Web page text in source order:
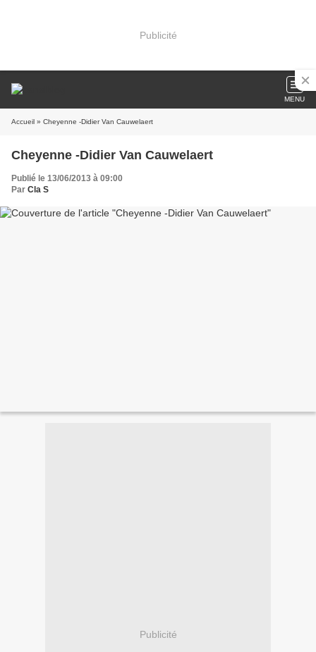
Publicité
MENU
Accueil » Cheyenne -Didier Van Cauwelaert
Cheyenne -Didier Van Cauwelaert
Publié le 13/06/2013 à 09:00
Par Cla S
Publicité